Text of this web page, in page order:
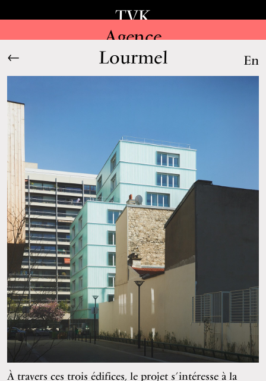
En
TVK
Agence
← Lourmel
À travers ces trois édifices, le projet s’intéresse à la